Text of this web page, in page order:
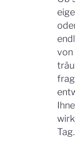
von
Tag.